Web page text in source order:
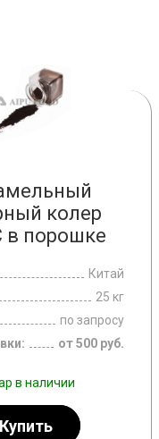
колер
в порошке
Китай
25 кг
по запросу
от 500 руб.
в наличии
Купить